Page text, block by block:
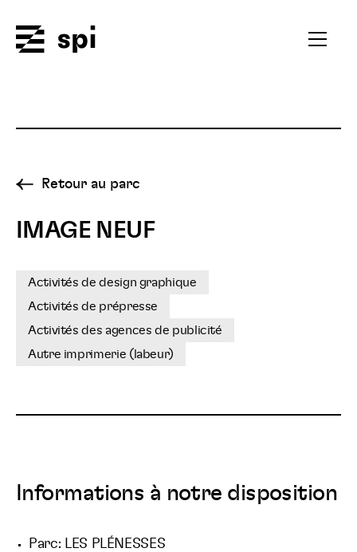
Ouvrir
Retour au parc
IMAGE NEUF
Activités de design graphique
Activités de prépresse
Activités des agences de publicité
Autre imprimerie (labeur)
Informations à notre disposition
Parc: LES PLÉNESSES